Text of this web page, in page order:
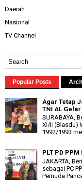
Daerah
Nasional
TV Channel
Popular Posts
Agar Tetap
TNI AL
SURABAYA,
XI/II (Blasdu)
1992/1993
PLT PD
JAKARTA,
sebagai PC
Pemuda